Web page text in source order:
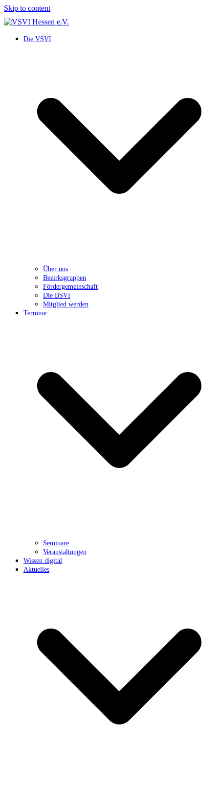
Skip to content
Die VSVI
Über uns
Bezirksgruppen
Fördergemeinschaft
Die BSVI
Mitglied werden
Termine
Seminare
Veranstaltungen
Wissen digital
Aktuelles